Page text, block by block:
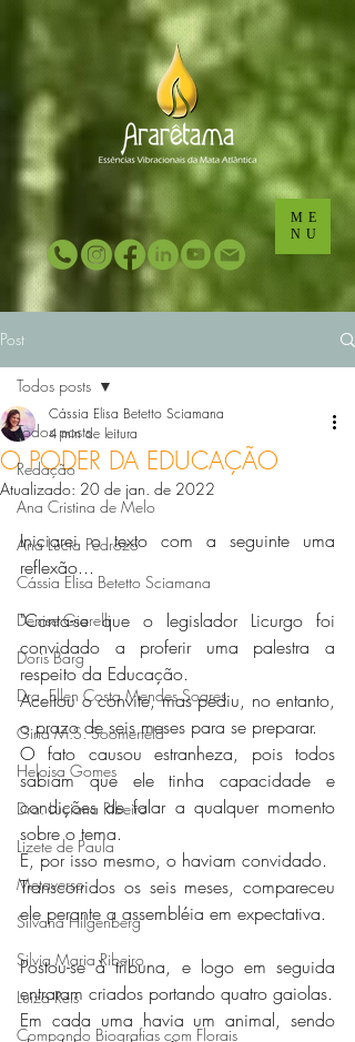
ME
NU
Post
Todos posts
Redação
Ana Cristina de Melo
Ana Lúcia Pedrozo
Cássia Elisa Betetto Sciamana
Denise Giarelli
Doris Barg
Dra. Ellen Costa Mendes Soares
Gina M.S. Soomerfeld
Heloisa Gomes
Dra. Luciana Ribeiro
Lizete de Paula
Metaverso
Silvana Hilgenberg
Silvia Maria Ribeiro
Luiza Reis
Compondo Biografias com Florais
Todos posts
O PODER DA EDUCAÇÃO
Cássia Elisa Betetto Sciamana
4 min de leitura
Atualizado: 20 de jan. de 2022
Iniciarei o texto com a seguinte uma
reflexão...
"Conta-se que o legislador Licurgo foi
convidado a proferir uma palestra a
respeito da Educação.
Aceitou o convite, mas pediu, no entanto,
o prazo de seis meses para se preparar.
O fato causou estranheza, pois todos
sabiam que ele tinha capacidade e
condições de falar a qualquer momento
sobre o tema.
E, por isso mesmo, o haviam convidado.
Transcorridos os seis meses, compareceu
ele perante a assembléia em expectativa.
Postou-se à tribuna, e logo em seguida
entraram criados portando quatro gaiolas.
Em cada uma havia um animal, sendo